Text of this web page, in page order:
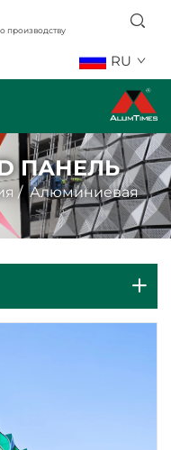
производству
RU
ПАНЕЛЬ
/Алюминиевая